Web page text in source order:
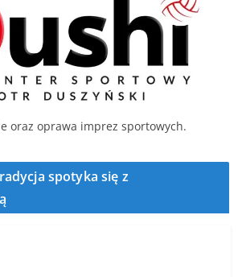
oraz oprawa imprez sportowych.
spotyka się z